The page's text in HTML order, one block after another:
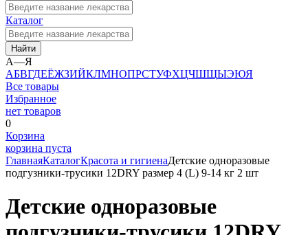
Каталог
Найти
А—Я
АБВГДЕЁЖЗИЙКЛМНОПРСТУФХЦЧШЩЫЭЮЯ
Все товары
Избранное
нет товаров
0
Корзина
корзина пуста
ГлавнаяКаталогКрасота и гигиенаДетские одноразовые
подгузники-трусики 12DRY размер 4 (L) 9-14 кг 2 шт
Детские одноразовые